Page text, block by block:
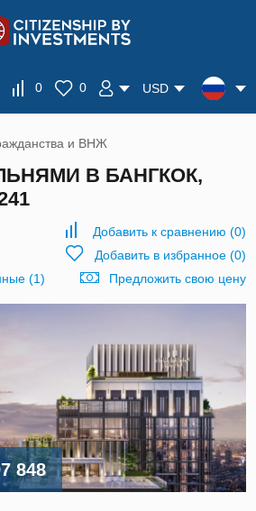
0 0 USD
и ВНЖ
В БАНГКОК,
Добавить к сравнению (0)
Добавить в избранное(0)
(1)
Предложить свою цену
848